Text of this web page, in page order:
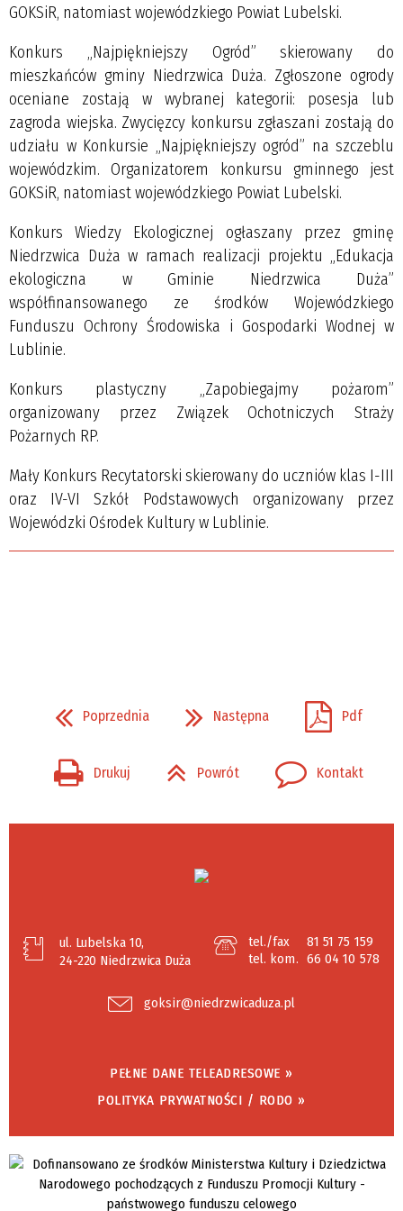
GOKSiR, natomiast wojewódzkiego Powiat Lubelski.
Konkurs „Najpiękniejszy Ogród” skierowany do
mieszkańców gminy Niedrzwica Duża. Zgłoszone ogrody
oceniane zostają w wybranej kategorii: posesja lub
zagroda wiejska. Zwycięzcy konkursu zgłaszani zostają do
udziału w Konkursie „Najpiękniejszy ogród” na szczeblu
wojewódzkim. Organizatorem konkursu gminnego jest
GOKSiR, natomiast wojewódzkiego Powiat Lubelski.
Konkurs Wiedzy Ekologicznej ogłaszany przez gminę
Niedrzwica Duża w ramach realizacji projektu „Edukacja
ekologiczna w Gminie Niedrzwica Duża”
współfinansowanego ze środków Wojewódzkiego
Funduszu Ochrony Środowiska i Gospodarki Wodnej w
Lublinie.
Konkurs plastyczny „Zapobiegajmy pożarom”
organizowany przez Związek Ochotniczych Straży
Pożarnych RP.
Mały Konkurs Recytatorski skierowany do uczniów klas I-III
oraz IV-VI Szkół Podstawowych organizowany przez
Wojewódzki Ośrodek Kultury w Lublinie.
Poprzednia Następna Pdf
Drukuj Powrót Kontakt
ul. Lubelska 10,
24-220 Niedrzwica Duża
tel./fax
81 51 75 159
tel. kom. 66 04 10 578
goksir@niedrzwicaduza.pl
PEŁNE DANE TELEADRESOWE »
POLITYKA PRYWATNOŚCI / RODO »